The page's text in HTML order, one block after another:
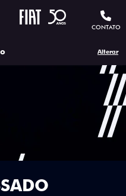
CONTATO
Alterar